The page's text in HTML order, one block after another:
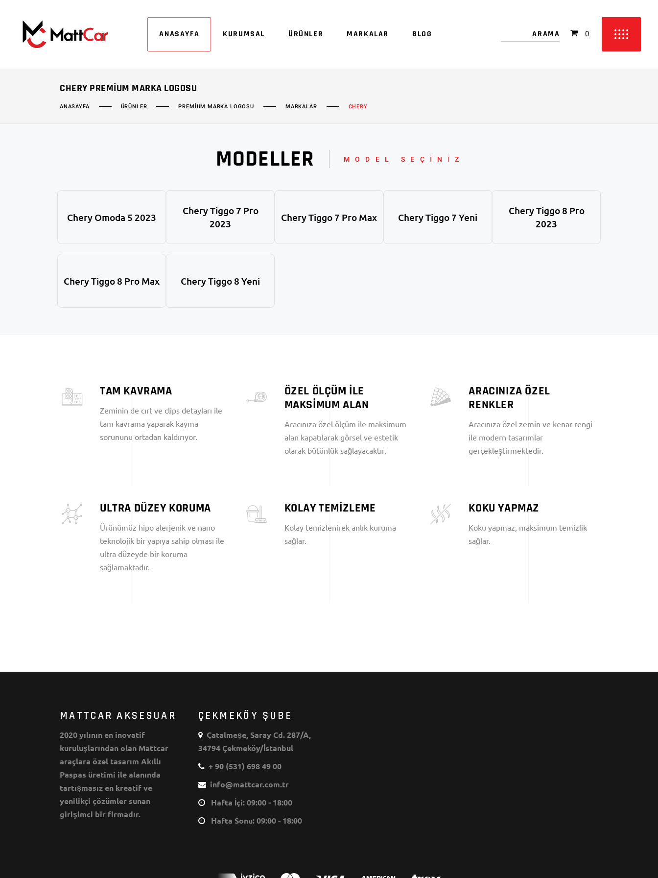
ANASAYFA KURUMSAL ÜRÜNLER MARKALAR BLOG 0
CHERY PREMIUM MARKA LOGOSU
ANASAYFA ÜRÜNLER PREMIUM MARKA LOGOSU MARKALAR CHERY
MODEL SEÇİNİZ
MODELLER
Chery Omoda 5 2023
Chery Tiggo 7 Pro
2023
Chery Tiggo 7 Pro Max Chery Tiggo 7 Yeni
Chery Tiggo 8 Pro
2023
Chery Tiggo 8 Pro Max Chery Tiggo 8 Yeni
TAM KAVRAMA
Zeminin de cırt ve clips detayları ile
tam kavrama yaparak kayma
sorununu ortadan kaldırıyor.
ÖZEL ÖLÇÜM İLE
MAKSİMUM ALAN
Aracınıza özel ölçüm ile maksimum
alan kapatılarak görsel ve estetik
olarak bütünlük sağlayacaktır.
ARACINIZA ÖZEL
RENKLER
Aracınıza özel zemin ve kenar rengi
ile modern tasarımlar
gerçekleştirmektedir.
ULTRA DÜZEY KORUMA
Ürünümüz hipo alerjenik ve nano
teknolojik bir yapıya sahip olması ile
ultra düzeyde bir koruma
sağlamaktadır.
KOLAY TEMİZLEME
Kolay temizlenirek anlık kuruma
sağlar.
KOKU YAPMAZ
Koku yapmaz, maksimum temizlik
sağlar.
MATTCAR AKSESUAR
2020 yılının en inovatif
kuruluşlarından olan Mattcar
araçlara özel tasarım Akıllı
Paspas üretimi ile alanında
tartışmasız en kreatif ve
yenilikçi çözümler sunan
girişimci bir firmadır.
ÇEKMEKÖY ŞUBE
Çatalmeşe, Saray Cd. 287/A,
34794 Çekmeköy/İstanbul
+ 90 (531) 698 49 00
info@mattcar.com.tr
Hafta İçi: 09:00 - 18:00
Hafta Sonu: 09:00 - 18:00